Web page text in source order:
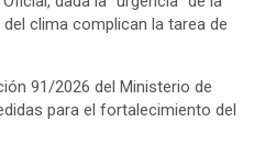
clima complican la tarea de
91/2026 del Ministerio de
para el fortalecimiento del